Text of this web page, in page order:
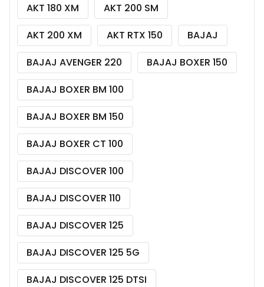
AKT 180 XM
AKT 200 SM
AKT 200 XM
AKT RTX 150
BAJAJ
BAJAJ AVENGER 220
BAJAJ BOXER 150
BAJAJ BOXER BM 100
BAJAJ BOXER BM 150
BAJAJ BOXER CT 100
BAJAJ DISCOVER 100
BAJAJ DISCOVER 110
BAJAJ DISCOVER 125
BAJAJ DISCOVER 125 5G
BAJAJ DISCOVER 125 DTSI